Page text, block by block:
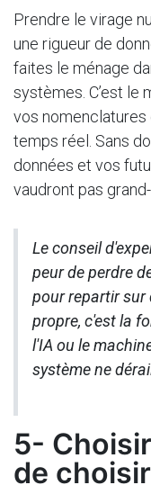
Prendre le virage
une rigueur de
faites le ménage
systèmes. C’est le
vos
temps réel. Sans
données et vos
vaudront pas
Le conseil
peur de perdre
pour repartir sur
propre, c'est la
l'IA ou le
système ne
5-
de